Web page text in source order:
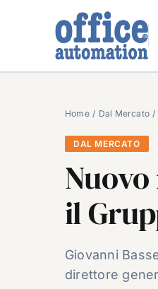
Home Dal Mercato
DAL MERCATO
il
Giovanni
direttore